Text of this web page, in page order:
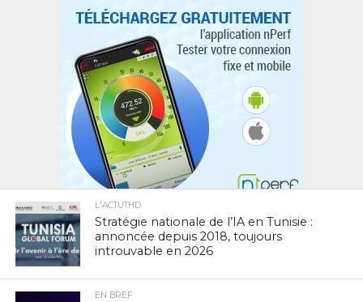
L'ACTUTHD
Stratégie nationale de l’IA en Tunisie :
annoncée depuis 2018, toujours
introuvable en 2026
EN BREF